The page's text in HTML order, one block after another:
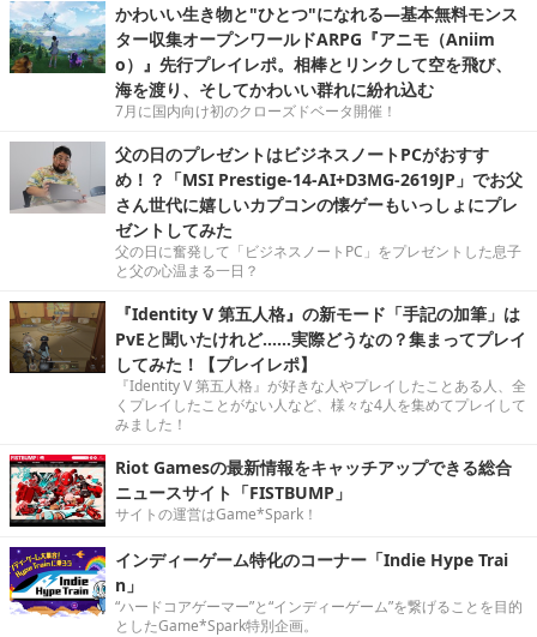
かわいい生き物と"ひとつ"になれる―基本無料モンス
ター収集オープンワールドARPG『アニモ（Aniim
o）』先行プレイレポ。相棒とリンクして空を飛び、
海を渡り、そしてかわいい群れに紛れ込む
7月に国内向け初のクローズドベータ開催！
父の日のプレゼントはビジネスノートPCがおすす
め！？「MSI Prestige-14-AI+D3MG-2619JP」でお父
さん世代に嬉しいカプコンの懐ゲーもいっしょにプレ
ゼントしてみた
父の日に奮発して「ビジネスノートPC」をプレゼントした息子
と父の心温まる一日？
『Identity V 第五人格』の新モード「手記の加筆」は
PvEと聞いたけれど……実際どうなの？集まってプレイ
してみた！【プレイレポ】
『Identity V 第五人格』が好きな人やプレイしたことある人、全
くプレイしたことがない人など、様々な4人を集めてプレイして
みました！
Riot Gamesの最新情報をキャッチアップできる総合
ニュースサイト「FISTBUMP」
サイトの運営はGame*Spark！
インディーゲーム特化のコーナー「Indie Hype Trai
n」
“ハードコアゲーマー”と“インディーゲーム”を繋げることを目的
としたGame*Spark特別企画。